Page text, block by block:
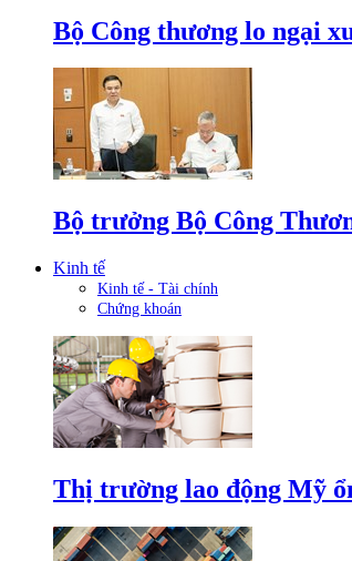
Bộ Công thương lo ngại
Bộ trưởng Bộ Công
Kinh tế
Kinh tế - Tài chính
Chứng khoán
Thị trường lao động Mỹ